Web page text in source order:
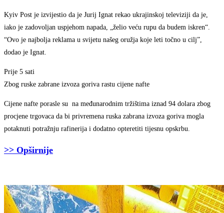
Kyiv Post je izvijestio da je Jurij Ignat rekao ukrajinskoj televiziji da je,
iako je zadovoljan uspjehom napada, „želio veću rupu da budem iskren“.
“Ovo je najbolja reklama u svijetu našeg oružja koje leti točno u cilj”,
dodao je Ignat.
Prije 5 sati
Zbog ruske zabrane izvoza goriva rastu cijene nafte
Cijene nafte porasle su na međunarodnim tržištima iznad 94 dolara zbog
procjene trgovaca da bi privremena ruska zabrana izvoza goriva mogla
potaknuti potražnju rafinerija i dodatno opteretiti tijesnu opskrbu.
>> Opširnije